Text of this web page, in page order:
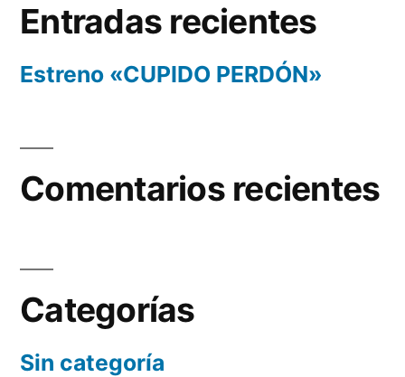
Entradas recientes
Estreno «CUPIDO PERDÓN»
Comentarios recientes
Categorías
Sin categoría